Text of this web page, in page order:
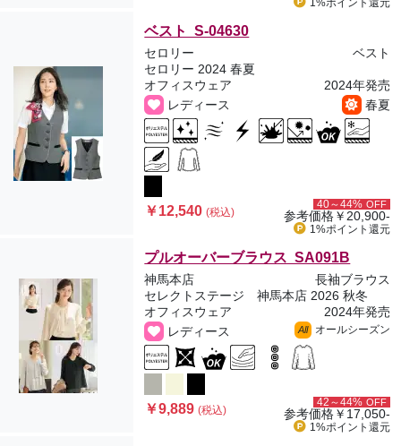
1%ポイント 還元
ベスト S-04630
セロリー
ベスト
セロリー 2024 春夏
オフィスウェア
2024年発売
レディース
春夏
￥12,540(税込)
40～44% OFF
参考価格￥20,900-
1%ポイント 還元
プルオーバーブラウス SA091B
神馬本店
長袖ブラウス
セレクトステージ 神馬本店 2026 秋冬
オフィスウェア
2024年発売
レディース
All オールシーズン
￥9,889(税込)
42～44% OFF
参考価格￥17,050-
1%ポイント 還元